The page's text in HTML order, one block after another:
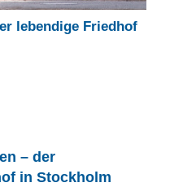
lebendige Friedhof
– der
in Stockholm